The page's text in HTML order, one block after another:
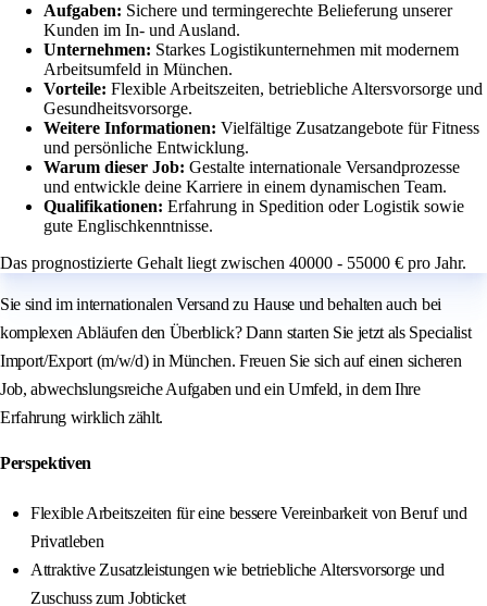
Aufgaben: Sichere und termingerechte Belieferung unserer
Kunden im In- und Ausland.
Unternehmen: Starkes Logistikunternehmen mit modernem
Arbeitsumfeld in München.
Vorteile: Flexible Arbeitszeiten, betriebliche Altersvorsorge und
Gesundheitsvorsorge.
Weitere Informationen: Vielfältige Zusatzangebote für Fitness
und persönliche Entwicklung.
Warum dieser Job: Gestalte internationale Versandprozesse
und entwickle deine Karriere in einem dynamischen Team.
Qualifikationen: Erfahrung in Spedition oder Logistik sowie
gute Englischkenntnisse.
Das prognostizierte Gehalt liegt zwischen 40000 - 55000 € pro Jahr.
Sie sind im internationalen Versand zu Hause und behalten auch bei
komplexen Abläufen den Überblick? Dann starten Sie jetzt als Specialist
Import/Export (m/w/d) in München. Freuen Sie sich auf einen sicheren
Job, abwechslungsreiche Aufgaben und ein Umfeld, in dem Ihre
Erfahrung wirklich zählt.
Perspektiven
Flexible Arbeitszeiten für eine bessere Vereinbarkeit von Beruf und
Privatleben
Attraktive Zusatzleistungen wie betriebliche Altersvorsorge und
Zuschuss zum Jobticket